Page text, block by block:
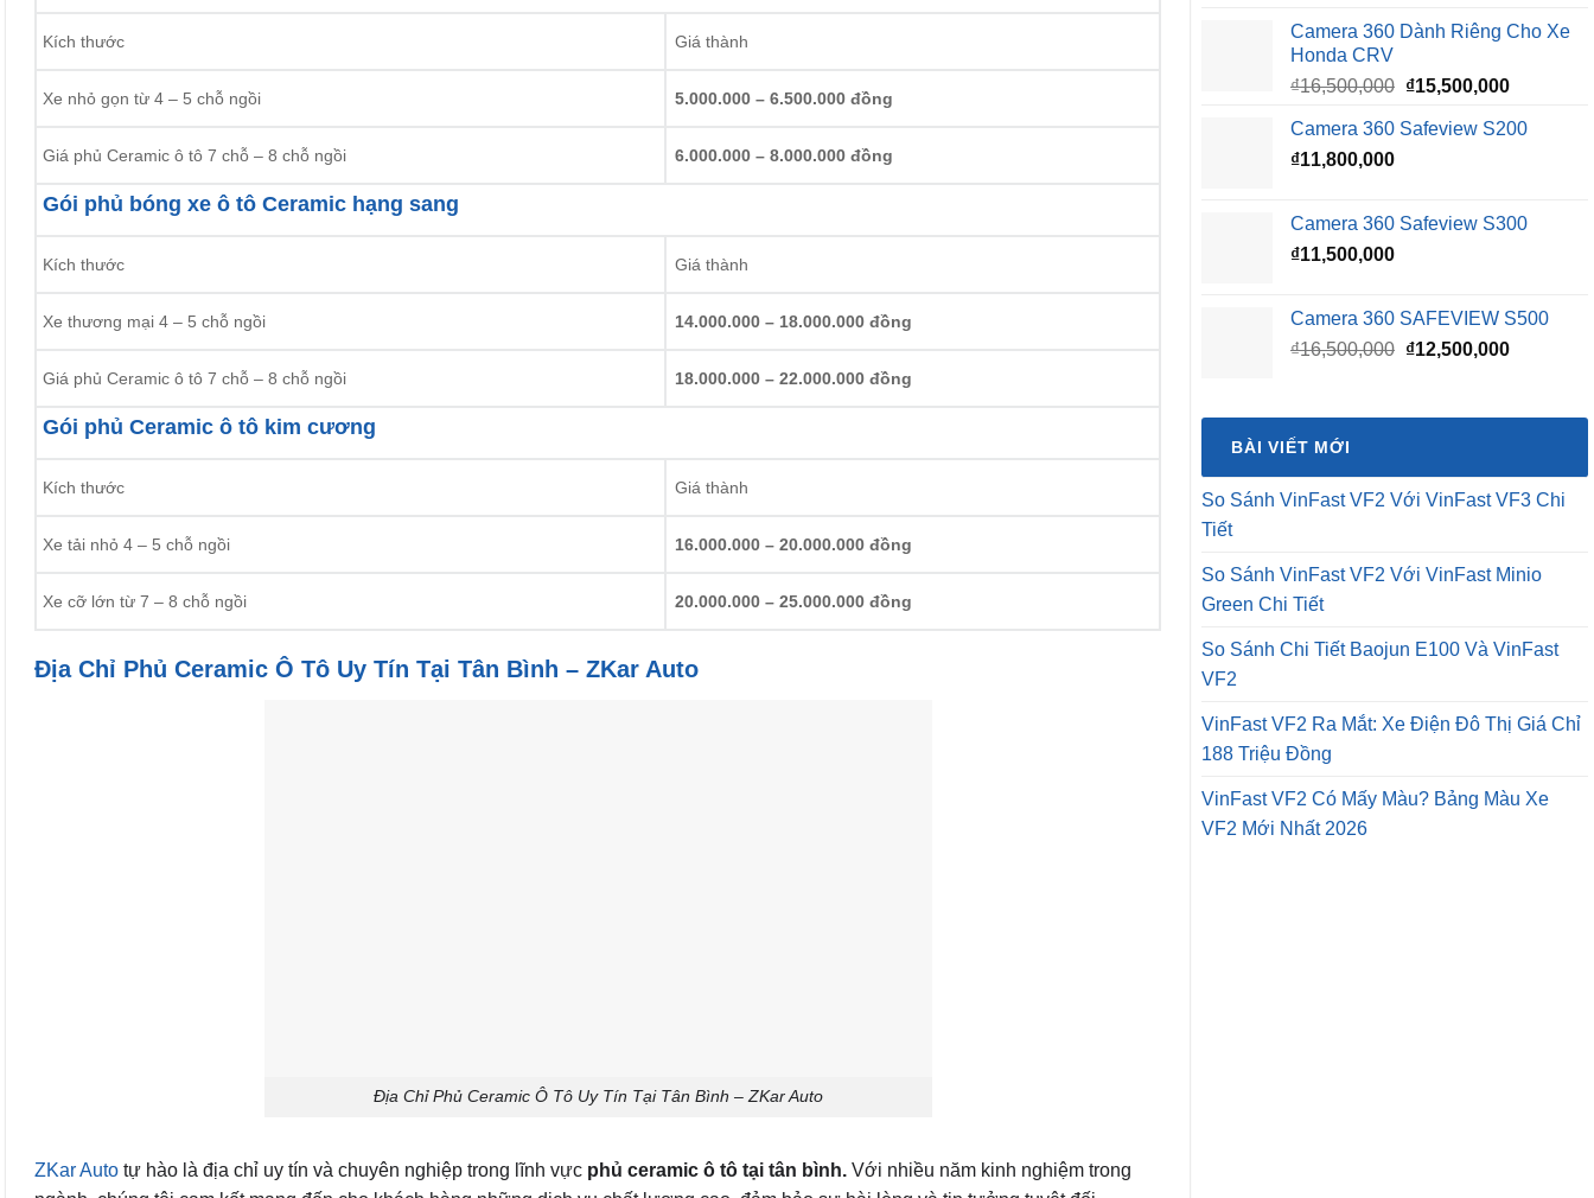
Kích thước Giá thành
Xe nhỏ gọn từ 4 – 5 chỗ ngồi 5.000.000 – 6.500.000 đồng
Giá phủ Ceramic ô tô 7 chỗ – 8 chỗ ngồi 6.000.000 – 8.000.000 đồng
Gói phủ bóng xe ô tô Ceramic hạng sang
Kích thước Giá thành
Xe thương mại 4 – 5 chỗ ngồi 14.000.000 – 18.000.000 đồng
Giá phủ Ceramic ô tô 7 chỗ – 8 chỗ ngồi 18.000.000 – 22.000.000 đồng
Gói phủ Ceramic ô tô kim cương
Kích thước Giá thành
Xe tải nhỏ 4 – 5 chỗ ngồi 16.000.000 – 20.000.000 đồng
Xe cỡ lớn từ 7 – 8 chỗ ngồi 20.000.000 – 25.000.000 đồng
Địa Chỉ Phủ Ceramic Ô Tô Uy Tín Tại Tân Bình – ZKar Auto
Địa Chỉ Phủ Ceramic Ô Tô Uy Tín Tại Tân Bình – ZKar Auto
ZKar Auto tự hào là địa chỉ uy tín và chuyên nghiệp trong lĩnh vực phủ ceramic ô tô tại tân bình. Với nhiều năm kinh nghiệm trong
Camera 360 Dành Riêng Cho Xe
Honda CRV
₫16,500,000 Giá
là:
₫15,500,000Giá
tại
Camera 360 Safeview S200
₫11,800,000
Camera 360 Safeview S300
₫11,500,000
Camera 360 SAFEVIEW S500
₫16,500,000 Giá
₫16,500,000.
₫12,500,000Giá
là:
BÀI VIẾT MỚI
So Sánh VinFast VF2 Với VinFast VF3 Chi
Tiết
So Sánh VinFast VF2 Với VinFast Minio
Green Chi Tiết
So Sánh Chi Tiết Baojun E100 Và VinFast
VF2
VinFast VF2 Ra Mắt: Xe Điện Đô Thị Giá Chỉ
188 Triệu Đồng
VinFast VF2 Có Mấy Màu? Bảng Màu Xe
VF2 Mới Nhất 2026